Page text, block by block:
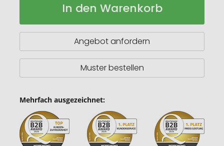
In den Warenkorb
Angebot anfordern
Muster bestellen
Mehrfach ausgezeichnet: